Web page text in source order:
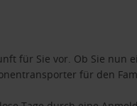
für Sie vor. Ob Sie nun
für den